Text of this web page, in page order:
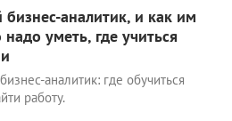
бизнес-аналитик, и как им
надо уметь, где учиться
аналитик: где обучиться
работу.